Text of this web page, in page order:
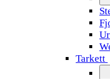
Tarkett